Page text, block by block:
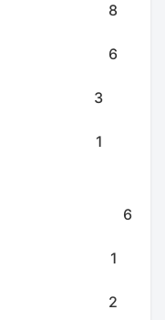
8
6
3
1
6
1
2